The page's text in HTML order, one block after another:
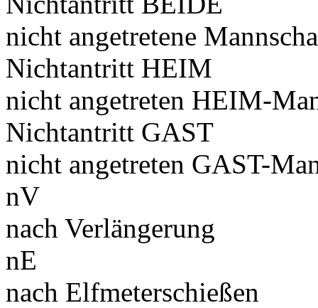
nicht angetretene
Nichtantritt HEIM
nicht angetreten HEIM-
Nichtantritt GAST
nicht angetreten GAST-
nV
nach Verlängerung
nE
nach Elfmeterschießen